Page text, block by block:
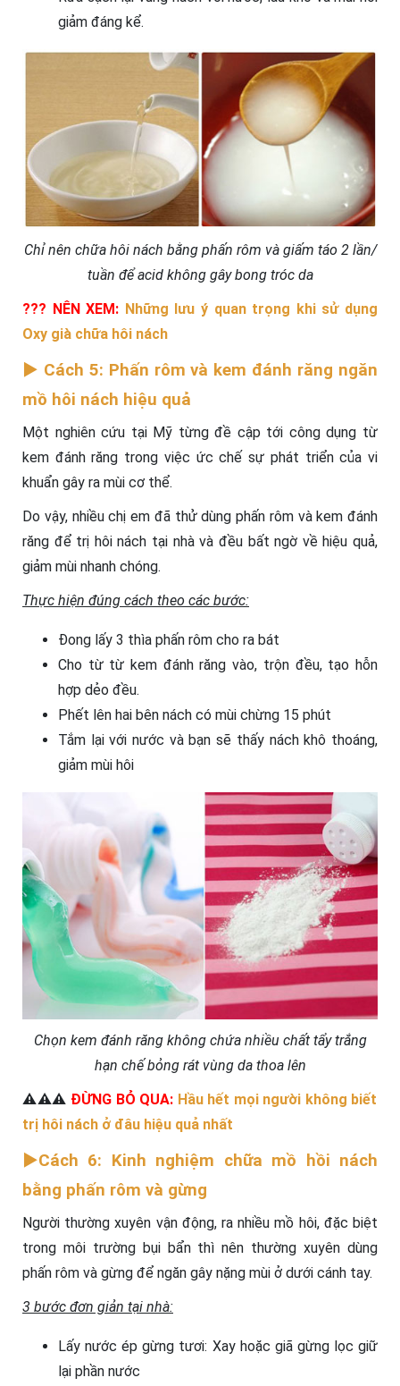
giảm đáng kể.
Chỉ nên chữa hôi nách bằng phấn rôm và giấm táo 2 lần/
tuần để acid không gây bong tróc da
??? NÊN XEM: Những lưu ý quan trọng khi sử dụng
Oxy già chữa hôi nách
► Cách 5: Phấn rôm và kem đánh răng ngăn
mồ hôi nách hiệu quả
Một nghiên cứu tại Mỹ từng đề cập tới công dụng từ
kem đánh răng trong việc ức chế sự phát triển của vi
khuẩn gây ra mùi cơ thể.
Do vậy, nhiều chị em đã thử dùng phấn rôm và kem đánh
răng để trị hôi nách tại nhà và đều bất ngờ về hiệu quả,
giảm mùi nhanh chóng.
Thực hiện đúng cách theo các bước:
Đong lấy 3 thìa phấn rôm cho ra bát
Cho từ từ kem đánh răng vào, trộn đều, tạo hỗn
hợp dẻo đều.
Phết lên hai bên nách có mùi chừng 15 phút
Tắm lại với nước và bạn sẽ thấy nách khô thoáng,
giảm mùi hôi
Chọn kem đánh răng không chứa nhiều chất tẩy trắng
hạn chế bỏng rát vùng da thoa lên
⚠️⚠️⚠️ ĐỪNG BỎ QUA: Hầu hết mọi người không biết
trị hôi nách ở đâu hiệu quả nhất
►Cách 6: Kinh nghiệm chữa mồ hồi nách
bằng phấn rôm và gừng
Người thường xuyên vận động, ra nhiều mồ hôi, đặc biệt
trong môi trường bụi bẩn thì nên thường xuyên dùng
phấn rôm và gừng để ngăn gây nặng mùi ở dưới cánh tay.
3 bước đơn giản tại nhà:
Lấy nước ép gừng tươi: Xay hoặc giã gừng lọc giữ
lại phần nước